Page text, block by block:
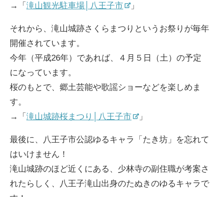
→「 滝山観光駐車場│八王子市 」
それから、滝山城跡さくらまつりというお祭りが毎年
開催されています。
今年（平成26年）であれば、４月５日（土）の予定
になっています。
桜のもとで、郷土芸能や歌謡ショーなどを楽しめま
す。
→「 滝山城跡桜まつり│八王子市 」
最後に、八王子市公認ゆるキャラ「たき坊」を忘れて
はいけません！
滝山城跡のほど近くにある、少林寺の副住職が考案さ
れたらしく、八王子滝山出身のたぬきのゆるキャラで